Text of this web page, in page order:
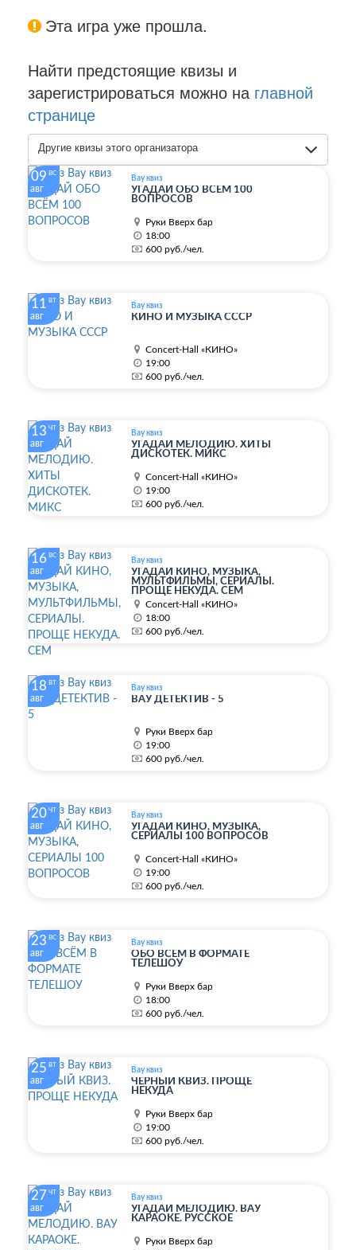
Эта игра уже прошла.
Найти предстоящие квизы и
зарегистрироваться можно на главной
странице
Другие квизы этого организатора
09 ВС
авг
Вау квиз
УГАДАЙ ОБО ВСЁМ 100
ВОПРОСОВ
Руки Вверх бар
18:00
600 руб./чел.
11 ВТ
авг
Вау квиз
КИНО И МУЗЫКА СССР
Concert-Hall «КИНО»
19:00
600 руб./чел.
13 ЧТ
авг
Вау квиз
УГАДАЙ МЕЛОДИЮ. ХИТЫ
ДИСКОТЕК. МИКС
Concert-Hall «КИНО»
19:00
600 руб./чел.
16 ВС
авг
Вау квиз
УГАДАЙ КИНО, МУЗЫКА,
МУЛЬТФИЛЬМЫ, СЕРИАЛЫ.
ПРОЩЕ НЕКУДА. СЕМ
Concert-Hall «КИНО»
18:00
600 руб./чел.
18 ВТ
авг
Вау квиз
ВАУ ДЕТЕКТИВ - 5
Руки Вверх бар
19:00
600 руб./чел.
20 ЧТ
авг
Вау квиз
УГАДАЙ КИНО, МУЗЫКА,
СЕРИАЛЫ 100 ВОПРОСОВ
Concert-Hall «КИНО»
19:00
600 руб./чел.
23 ВС
авг
Вау квиз
ОБО ВСЁМ В ФОРМАТЕ
ТЕЛЕШОУ
Руки Вверх бар
18:00
600 руб./чел.
25 ВТ
авг
Вау квиз
ЧЁРНЫЙ КВИЗ. ПРОЩЕ
НЕКУДА
Руки Вверх бар
19:00
600 руб./чел.
27 ЧТ
авг
Вау квиз
УГАДАЙ МЕЛОДИЮ. ВАУ
КАРАОКЕ. РУССКОЕ
Руки Вверх бар